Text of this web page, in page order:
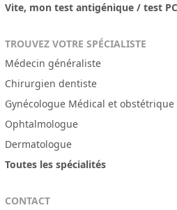
Vite, mon test antigénique / test
TROUVEZ VOTRE SPÉCIALISTE
Médecin généraliste
Chirurgien dentiste
Gynécologue Médical et obstétrique
Ophtalmologue
Dermatologue
Toutes les spécialités
CONTACT